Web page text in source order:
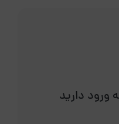
ورود دارید